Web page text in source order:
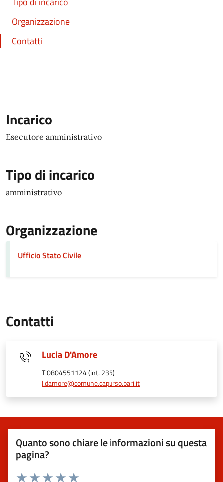
Organizzazione
Contatti
Incarico
Esecutore amministrativo
Tipo di incarico
amministrativo
Organizzazione
Ufficio Stato Civile
Contatti
Lucia D'Amore
T 0804551124 (int. 235)
l.damore@comune.capurso.bari.it
Quanto sono chiare le informazioni su questa
pagina?